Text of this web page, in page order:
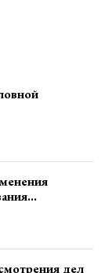
с военной
дел